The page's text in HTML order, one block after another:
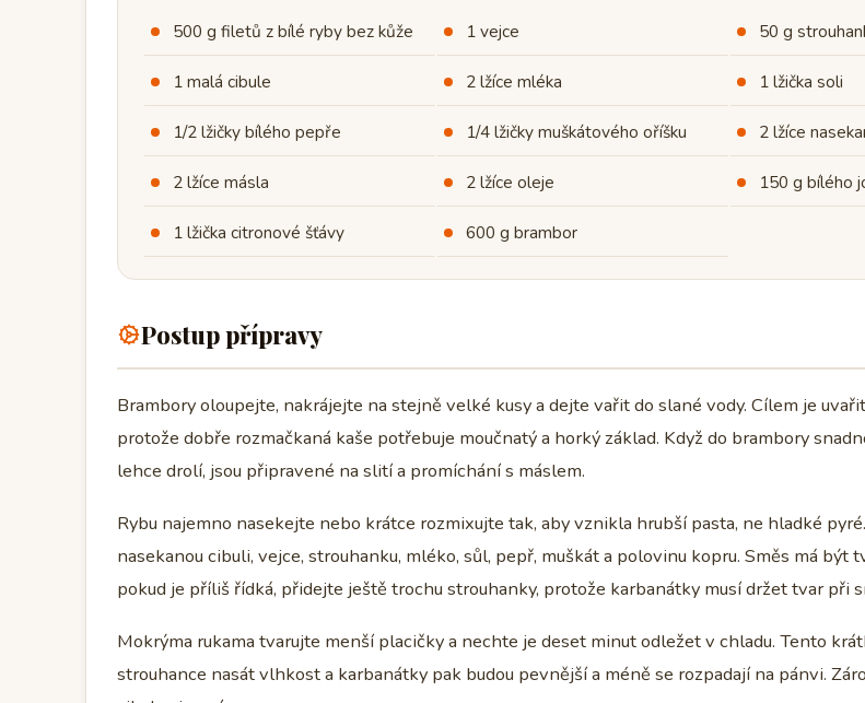
500 g filetů z bílé ryby bez kůže 1 vejce 50 g
1 malá cibule 2 lžíce mléka 1 lžička soli
1/2 lžičky bílého pepře 1/4 lžičky muškátového oříšku 2 lžíce
2 lžíce másla 2 lžíce oleje 150 g bílého
1 lžička citronové šťávy 600 g brambor
Postup přípravy
Brambory oloupejte, nakrájejte na stejně velké kusy a dejte vařit do slané vody. Cílem je
protože dobře rozmačkaná kaše potřebuje moučnatý a horký základ. Když do brambory
lehce drolí, jsou připravené na slití a promíchání s máslem.
Rybu najemno nasekejte nebo krátce rozmixujte tak, aby vznikla hrubší pasta, ne hladké
nasekanou cibuli, vejce, strouhanku, mléko, sůl, pepř, muškát a polovinu kopru. Směs má být
pokud je příliš řídká, přidejte ještě trochu strouhanky, protože karbanátky musí držet tvar při
Mokrýma rukama tvarujte menší placičky a nechte je deset minut odležet v chladu. Tento
strouhance nasát vlhkost a karbanátky pak budou pevnější a méně se rozpadají na pánvi.